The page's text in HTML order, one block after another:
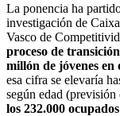
La ponencia ha
investigación de
Vasco de
proceso de
millón de jóvenes en
esa cifra se elevaría
según edad
los 232.000